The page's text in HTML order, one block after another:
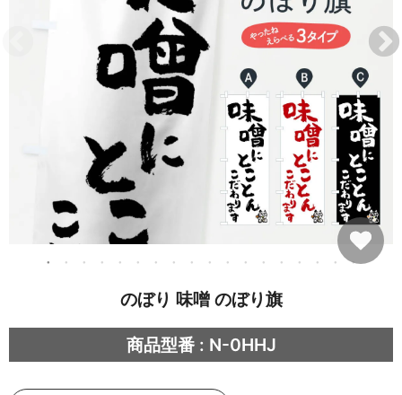
のぼり 味噌 のぼり旗
商品型番 : N-0HHJ